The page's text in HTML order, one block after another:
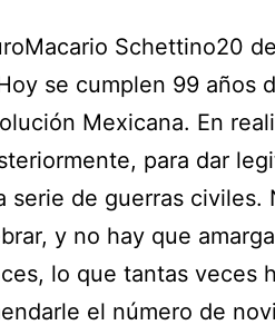
Schettino20
se cumplen 99 años
Mexicana. En
para dar
serie de guerras civiles.
y no hay que
lo que tantas veces
el número de